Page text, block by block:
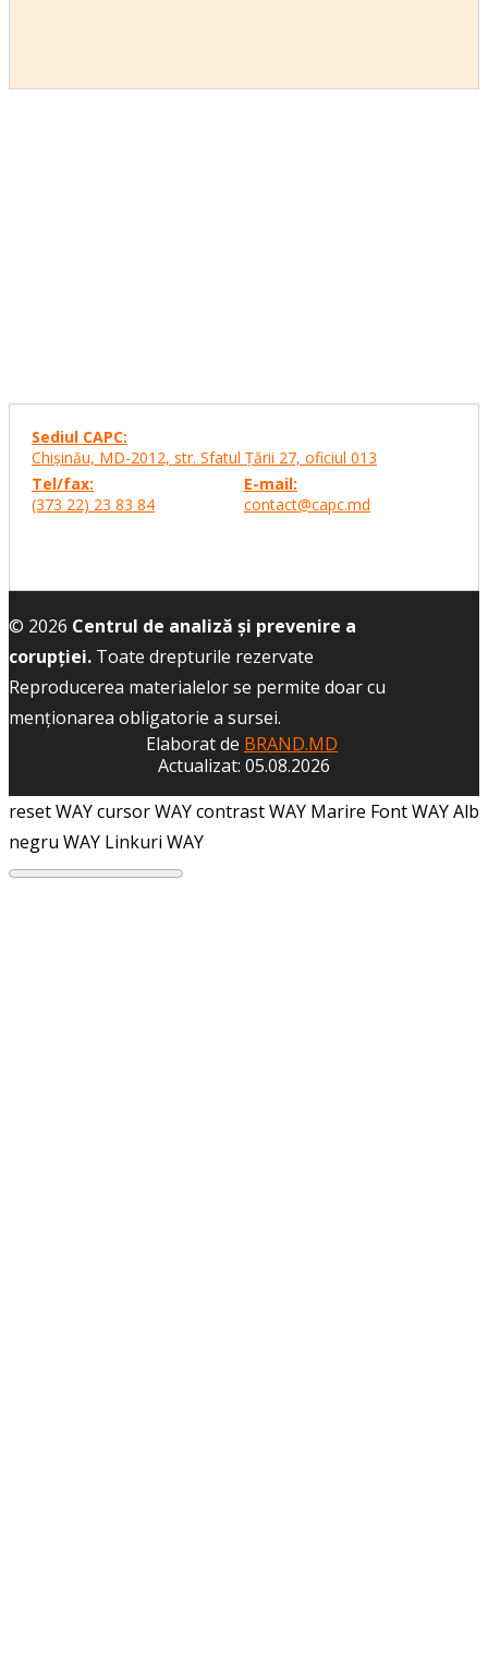
Sediul CAPC:
Chişinău, MD-2012, str. Sfatul Ţării 27, oficiul 013
Tel/fax:
(373 22) 23 83 84
E-mail:
contact@capc.md
© 2026 Centrul de analiză și prevenire a
corupției. Toate drepturile rezervate
Reproducerea materialelor se permite doar cu
menţionarea obligatorie a sursei.
Elaborat de BRAND.MD
Actualizat: 05.08.2026
reset WAYcursor WAYcontrast WAY Marire Font WAYAlb
negru WAY Linkuri WAY